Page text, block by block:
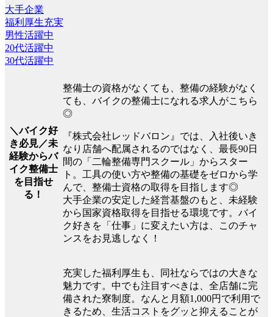
大手企業
福利厚生充実
男性活躍中
20代活躍中
30代活躍中
＼バイク好
き必見／未
経験からバ
イク整備士
を目指せ
る！
整備士の資格がなくても、整備の経験がなく
ても、バイクの整備士になれる求人がこちら
◎
『株式会社レッドバロン』では、入社後いき
なり店舗へ配属されるのではなく、最長90日
間の「二輪整備専門スクール」からスター
ト。工具の使い方や整備の基礎をゼロから学
んで、整備士資格の取得を目指します◎
大手企業の安定した経営基盤のもと、未経験
から国家資格取得を目指せる環境です。バイ
ク好きを「仕事」に変えたい方は、このチャ
ンスをお見逃しなく！
充実した福利厚生も、同社ならではの大きな
魅力です。中でも注目すべきは、全店舗に完
備された寮制度。なんと月額1,000円で利用で
きるため、生活コストをグッと抑えることが